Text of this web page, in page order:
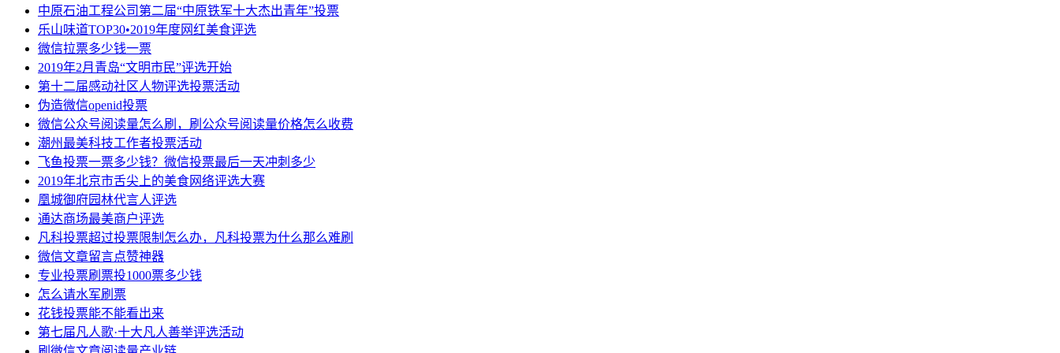
中原石油工程公司第二届“中原铁军十大杰出青年”投票
乐山味道TOP30•2019年度网红美食评选
微信拉票多少钱一票
2019年2月青岛“文明市民”评选开始
第十二届感动社区人物评选投票活动
伪造微信openid投票
微信公众号阅读量怎么刷，刷公众号阅读量价格怎么收费
潮州最美科技工作者投票活动
飞鱼投票一票多少钱？微信投票最后一天冲刺多少
2019年北京市舌尖上的美食网络评选大赛
凰城御府园林代言人评选
通达商场最美商户评选
凡科投票超过投票限制怎么办，凡科投票为什么那么难刷
微信文章留言点赞神器
专业投票刷票投1000票多少钱
怎么请水军刷票
花钱投票能不能看出来
第七届凡人歌·十大凡人善举评选活动